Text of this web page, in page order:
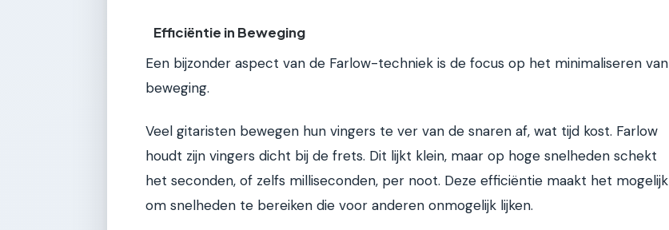
Efficiëntie in Beweging
Een bijzonder aspect van de Farlow-techniek is de focus op het minimaliseren van
beweging.
Veel gitaristen bewegen hun vingers te ver van de snaren af, wat tijd kost. Farlow
houdt zijn vingers dicht bij de frets. Dit lijkt klein, maar op hoge snelheden schekt
het seconden, of zelfs milliseconden, per noot. Deze efficiëntie maakt het mogelijk
om snelheden te bereiken die voor anderen onmogelijk lijken.